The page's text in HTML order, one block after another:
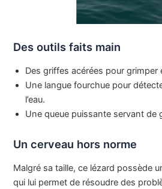
Des outils faits main
Des griffes acérées pour grimper
Une langue fourchue pour
l’eau.
Une queue puissante servant de
Un cerveau hors norme
Malgré sa taille, ce lézard possède
qui lui permet de résoudre des